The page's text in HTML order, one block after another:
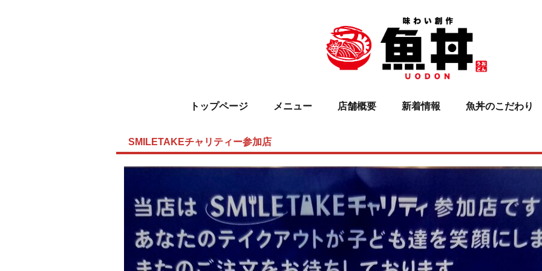
トップページ メニュー 店舗概要 新着情報 魚丼のこだわり
SMILETAKEチャリティー参加店